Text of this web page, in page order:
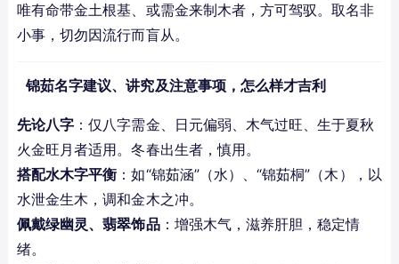
唯有命带金土根基、或需金来制木者，方可驾驭。取名非
小事，切勿因流行而盲从。
锦茹名字建议、讲究及注意事项，怎么样才吉利
先论八字 ：仅八字需金、日元偏弱、木气过旺、生于夏秋
火金旺月者适用。冬春出生者，慎用。
搭配水木字平衡 ：如“锦茹涵”（水）、“锦茹桐”（木），以
水泄金生木，调和金木之冲。
佩戴绿幽灵、翡翠饰品：增强木气，滋养肝胆，稳定情
绪。